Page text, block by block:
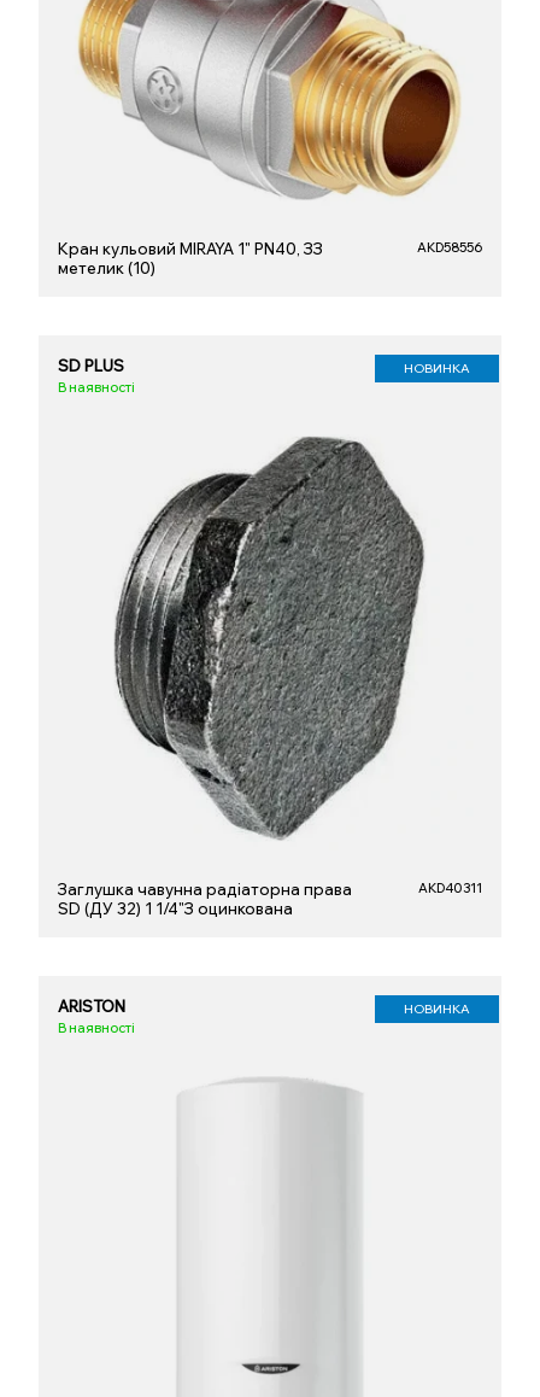
Кран кульовий MIRAYA 1" PN40, ЗЗ
метелик (10)
AKD58556
SD PLUS
В наявності
НОВИНКА
Заглушка чавунна радіаторна права
SD (ДУ 32) 1 1/4"З оцинкована
AKD40311
ARISTON
В наявності
НОВИНКА